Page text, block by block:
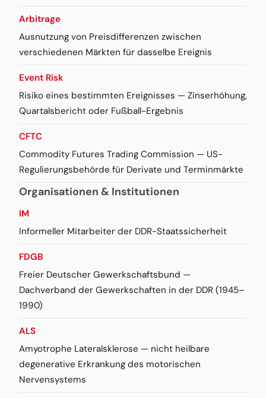
Arbitrage
Ausnutzung von Preisdifferenzen zwischen
verschiedenen Märkten für dasselbe Ereignis
Event Risk
Risiko eines bestimmten Ereignisses — Zinserhöhung,
Quartalsbericht oder Fußball-Ergebnis
CFTC
Commodity Futures Trading Commission — US-
Regulierungsbehörde für Derivate und Terminmärkte
Organisationen & Institutionen
IM
Informeller Mitarbeiter der DDR-Staatssicherheit
FDGB
Freier Deutscher Gewerkschaftsbund —
Dachverband der Gewerkschaften in der DDR (1945–
1990)
ALS
Amyotrophe Lateralsklerose — nicht heilbare
degenerative Erkrankung des motorischen
Nervensystems